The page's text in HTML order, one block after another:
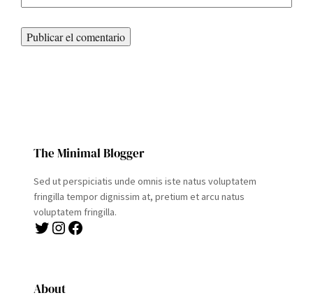
The Minimal Blogger
Sed ut perspiciatis unde omnis iste natus voluptatem
fringilla tempor dignissim at, pretium et arcu natus
voluptatem fringilla.
Twitter Instagram Facebook
About